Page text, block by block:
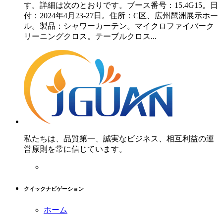
す。詳細は次のとおりです。ブース番号：15.4G15。日
付：2024年4月23-27日。住所：C区、広州琶洲展示ホー
ル。製品：シャワーカーテン。マイクロファイバーク
リーニングクロス。テーブルクロス...
私たちは、品質第一、誠実なビジネス、相互利益の運
営原則を常に信じています。
クイックナビゲーション
ホーム